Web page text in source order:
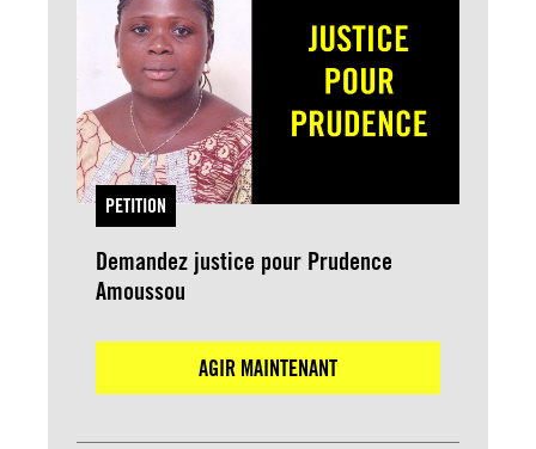
PETITION
Demandez justice pour Prudence
Amoussou
AGIR MAINTENANT